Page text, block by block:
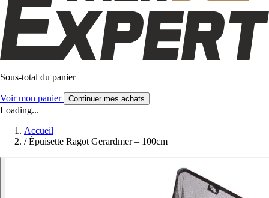
Sous-total du panier
Voir mon panier Continuer mes achats
Loading...
Accueil
/ Épuisette Ragot Gerardmer – 100cm